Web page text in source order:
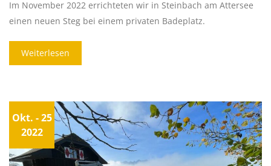
Im November 2022 errichteten wir in Steinbach am Attersee
einen neuen Steg bei einem privaten Badeplatz.
Weiterlesen
Okt. - 25
2022